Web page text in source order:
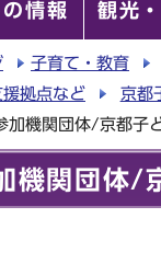
情報 観光
子育て・教育
拠点など
京都
加機関団体/京都子
機関団体/